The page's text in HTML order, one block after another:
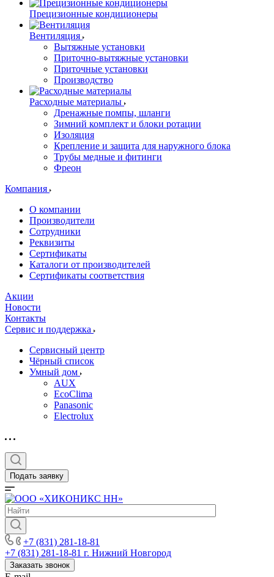
Прецизионные кондиционеры
Вентиляция
Вытяжные установки
Приточно-вытяжные установки
Приточные установки
Производство
Расходные материалы
Дренажные помпы, шланги
Зимний комплект и блоки ротации
Изоляция
Крепление и защита для наружного блока
Трубы медные и фитинги
Фреон
Компания
О компании
Производители
Сотрудники
Реквизиты
Сертификаты
Каталоги от производителей
Сертификаты соответствия
Акции
Новости
Контакты
Сервис и поддержка
Сервисный центр
Чёрный список
Умный дом
AUX
EcoClima
Panasonic
Electrolux
Подать заявку
+7 (831) 281-18-81
+7 (831) 281-18-81 г. Нижний Новгород
Заказать звонок